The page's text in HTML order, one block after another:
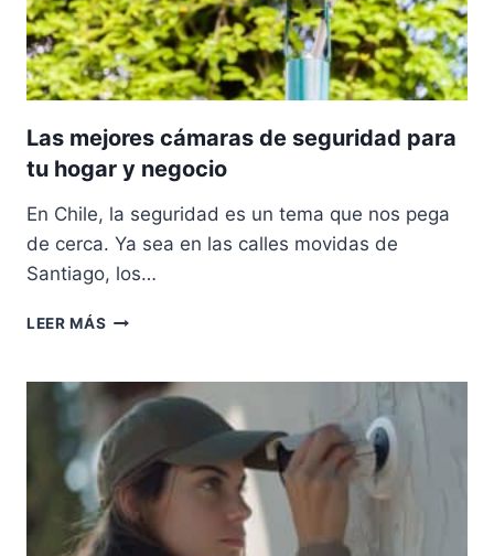
Las mejores cámaras de seguridad para
tu hogar y negocio
En Chile, la seguridad es un tema que nos pega
de cerca. Ya sea en las calles movidas de
Santiago, los…
LEER MÁS LAS
DE
SEGURIDAD
PARA
TU
HOGAR
Y
NEGOCIO